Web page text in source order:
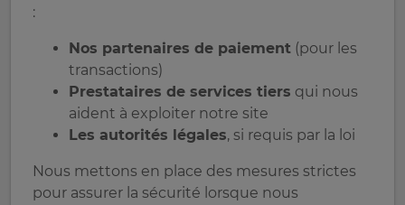
:
Nos partenaires de paiement (pour les
transactions)
Prestataires de services tiers qui nous
aident à exploiter notre site
Les autorités légales, si requis par la loi
Nous mettons en place des mesures strictes
pour assurer la sécurité lorsque nous